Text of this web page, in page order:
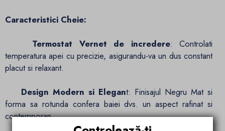
Caracteristici Cheie:
Termostat Vernet de incredere: Controlati
temperatura apei cu precizie, asigurandu-va un dus constant
placut si relaxant.
Design Modern si Elegant: Finisajul Negru Mat si
forma sa rotunda confera baiei dvs. un aspect rafinat si
contemporan.